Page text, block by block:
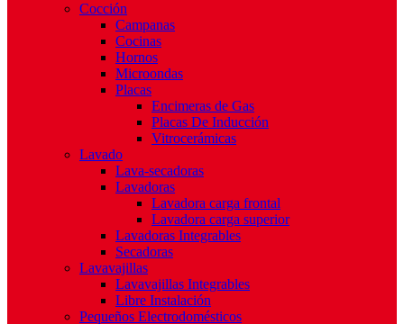
Cocción
Campanas
Cocinas
Hornos
Microondas
Placas
Encimeras de Gas
Placas De Inducción
Vitrocerámicas
Lavado
Lava-secadoras
Lavadoras
Lavadora carga frontal
Lavadora carga superior
Lavadoras Integrables
Secadoras
Lavavajillas
Lavavajillas Integrables
Libre Instalación
Pequeños Electrodomésticos